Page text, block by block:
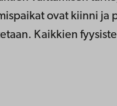
ovat kiinni ja
Kaikkien